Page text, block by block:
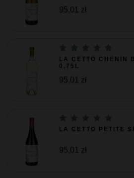
95,01 zł
LA CETTO CHENIN
0,75L
95,01 zł
LA CETTO PETITE
95,01 zł